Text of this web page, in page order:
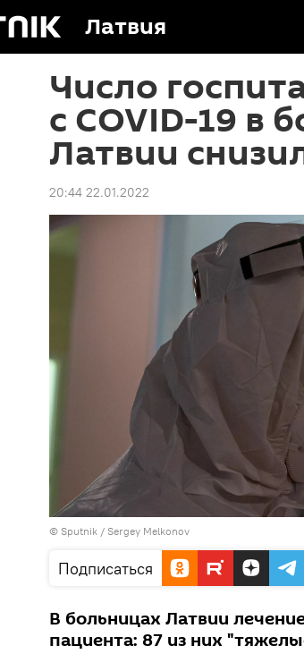
Латвия
Число
с COVID-19 в
Латвии
20:44 22.01.2022
© Sputnik / Sergey Melkonov
Подписаться
В больницах Латвии
пациента: 87 из них